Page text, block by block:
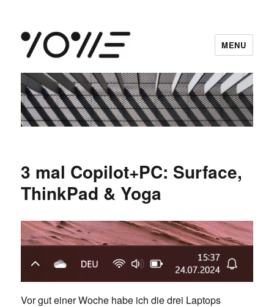
vowe dot net
MENU
3 mal Copilot+PC: Surface,
ThinkPad & Yoga
Vor gut einer Woche habe ich die drei Laptops